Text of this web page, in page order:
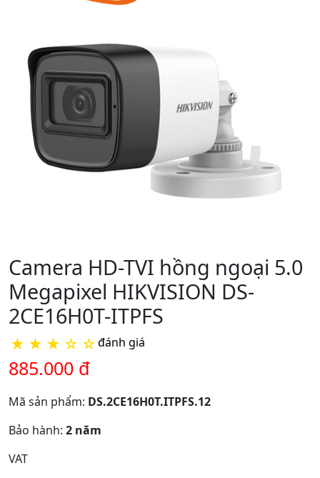
Camera HD-TVI hồng ngoại 5.0
Megapixel HIKVISION DS-
2CE16H0T-ITPFS
★ ★ ★ ☆ ☆đánh giá
885.000 đ
Mã sản phẩm: DS.2CE16H0T.ITPFS.12
Bảo hành: 2 năm
VAT